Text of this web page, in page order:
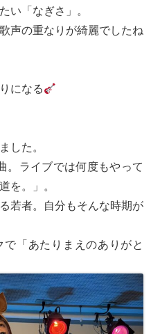
い「なぎさ」。
声の重なりが綺麗でしたね
になる
した。
。ライブでは何度もやって
を。」。
若者。自分もそんな時期が
「あたりまえのありがと